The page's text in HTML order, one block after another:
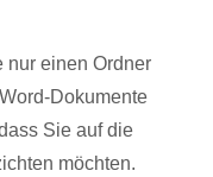
nur einen Ordner
Dokumente
Sie auf die
möchten.